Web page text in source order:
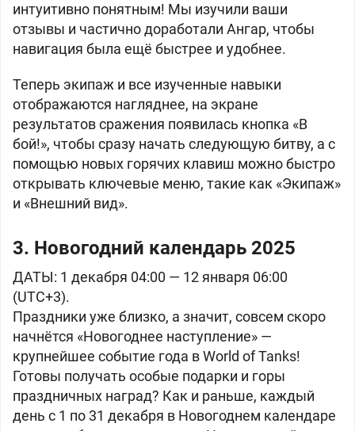
интуитивно понятным! Мы изучили ваши
отзывы и частично доработали Ангар, чтобы
навигация была ещё быстрее и удобнее.
Теперь экипаж и все изученные навыки
отображаются нагляднее, на экране
результатов сражения появилась кнопка «В
бой!», чтобы сразу начать следующую битву, а с
помощью новых горячих клавиш можно быстро
открывать ключевые меню, такие как «Экипаж»
и «Внешний вид».
3. Новогодний календарь 2025
ДАТЫ: 1 декабря 04:00 — 12 января 06:00
(UTC+3).
Праздники уже близко, а значит, совсем скоро
начнётся «Новогоднее наступление» —
крупнейшее событие года в World of Tanks!
Готовы получать особые подарки и горы
праздничных наград? Как и раньше, каждый
день с 1 по 31 декабря в Новогоднем календаре